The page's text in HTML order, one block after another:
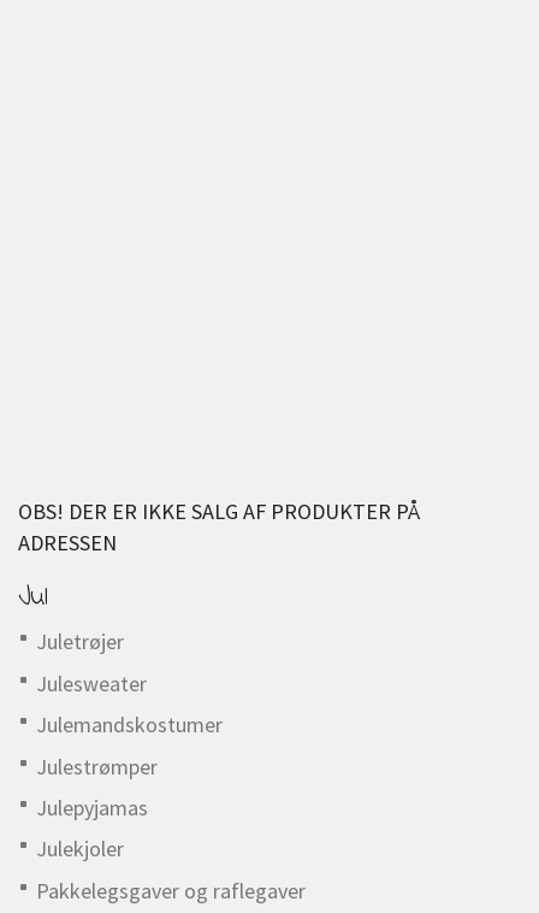
OBS! DER ER IKKE SALG AF PRODUKTER PÅ
ADRESSEN
Jul
Juletrøjer
Julesweater
Julemandskostumer
Julestrømper
Julepyjamas
Julekjoler
Pakkelegsgaver og raflegaver